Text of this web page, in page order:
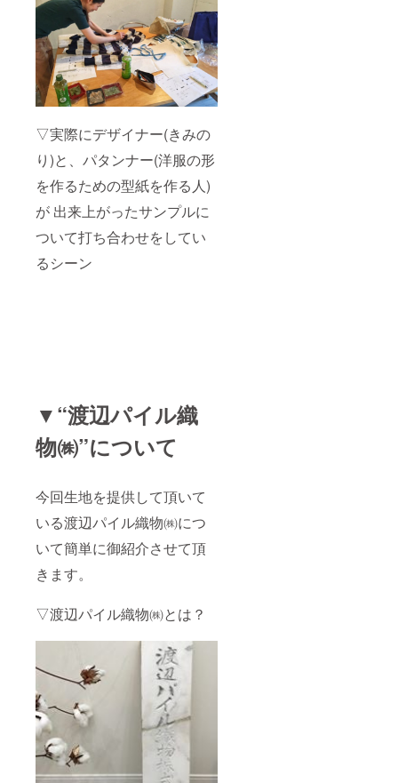
▽実際にデザイナー(きみの
り)と、パタンナー(洋服の形
を作るための型紙を作る人)
が 出来上がったサンプルに
ついて打ち合わせをしてい
るシーン
▼“渡辺パイル織
物㈱”について
今回生地を提供して頂いて
いる渡辺パイル織物㈱につ
いて簡単に御紹介させて頂
きます。
▽渡辺パイル織物㈱とは？